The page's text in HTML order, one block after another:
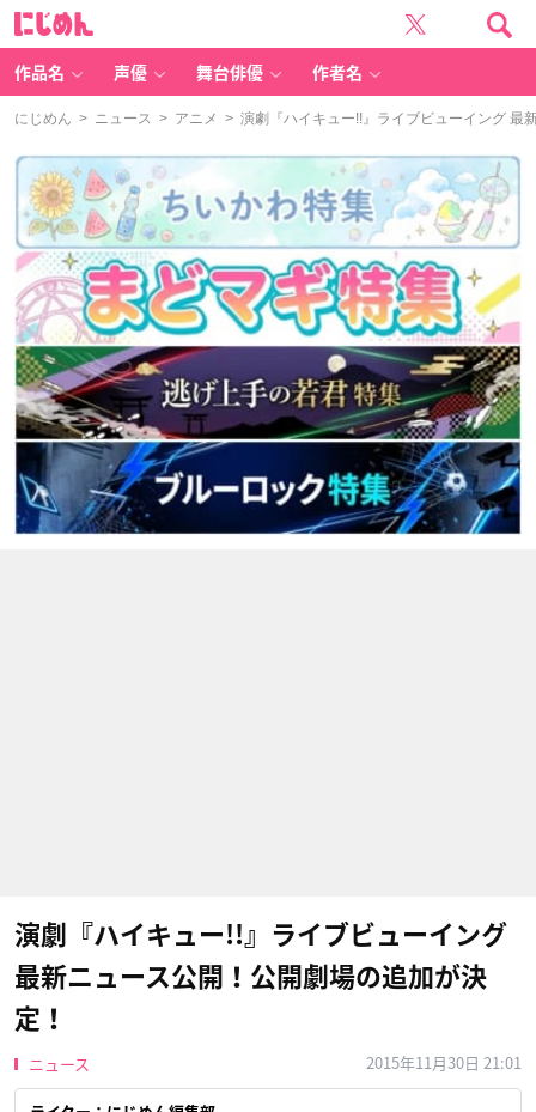
作品名 声優 舞台俳優 作者名
にじめん > ニュース > アニメ > 演劇『ハイキュー!!』ライブビューイング 最
演劇『ハイキュー!!』ライブビューイング
最新ニュース公開！公開劇場の追加が決
定！
ニュース 2015年11月30日 21:01